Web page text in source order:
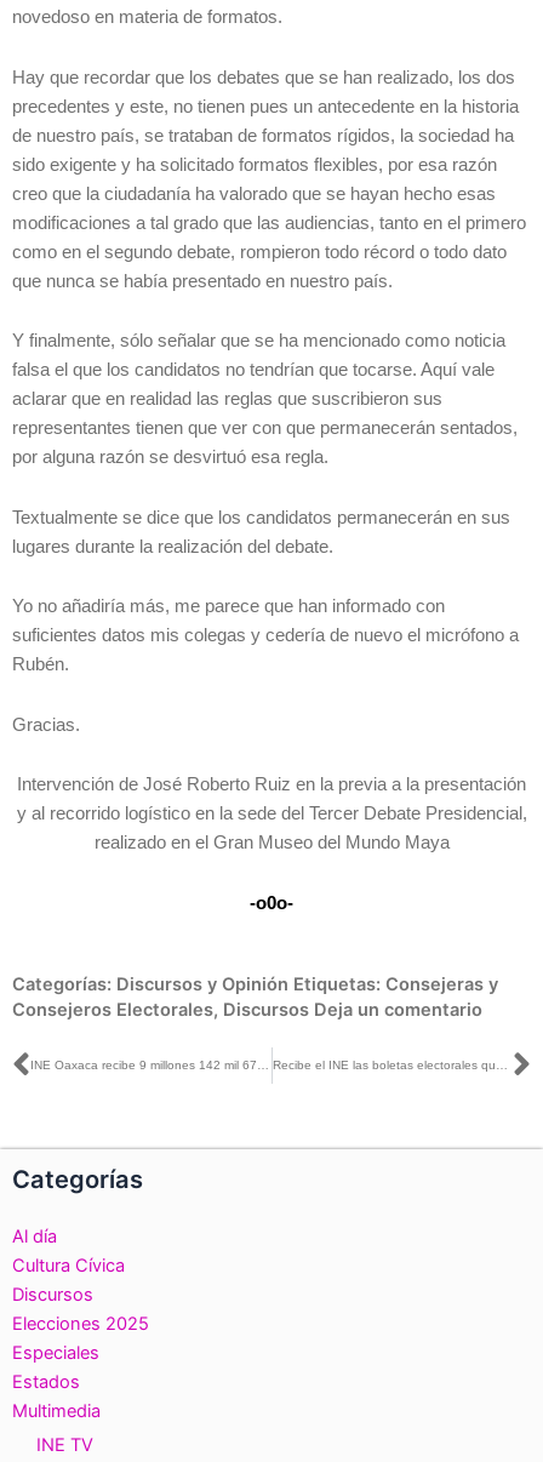
novedoso en materia de formatos.
Hay que recordar que los debates que se han realizado, los dos
precedentes y este, no tienen pues un antecedente en la historia
de nuestro país, se trataban de formatos rígidos, la sociedad ha
sido exigente y ha solicitado formatos flexibles, por esa razón
creo que la ciudadanía ha valorado que se hayan hecho esas
modificaciones a tal grado que las audiencias, tanto en el primero
como en el segundo debate, rompieron todo récord o todo dato
que nunca se había presentado en nuestro país.
Y finalmente, sólo señalar que se ha mencionado como noticia
falsa el que los candidatos no tendrían que tocarse. Aquí vale
aclarar que en realidad las reglas que suscribieron sus
representantes tienen que ver con que permanecerán sentados,
por alguna razón se desvirtuó esa regla.
Textualmente se dice que los candidatos permanecerán en sus
lugares durante la realización del debate.
Yo no añadiría más, me parece que han informado con
suficientes datos mis colegas y cedería de nuevo el micrófono a
Rubén.
Gracias.
Intervención de José Roberto Ruiz en la previa a la presentación
y al recorrido logístico en la sede del Tercer Debate Presidencial,
realizado en el Gran Museo del Mundo Maya
-o0o-
Categorías: Discursos y Opinión Etiquetas: Consejeras y
Consejeros Electorales, Discursos Deja un comentario
Ant INE Oaxaca recibe 9 millones 142 mil 672 boletas para el Proceso Electoral Federal 2017-2018 Recibe el INE las boletas electorales que se usaran el próximo 1 de julio en Baja California
Categorías
Al día
Cultura Cívica
Discursos
Elecciones 2025
Especiales
Estados
Multimedia
INE TV